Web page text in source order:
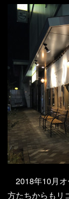
2018年10月オ
方たちからもリ